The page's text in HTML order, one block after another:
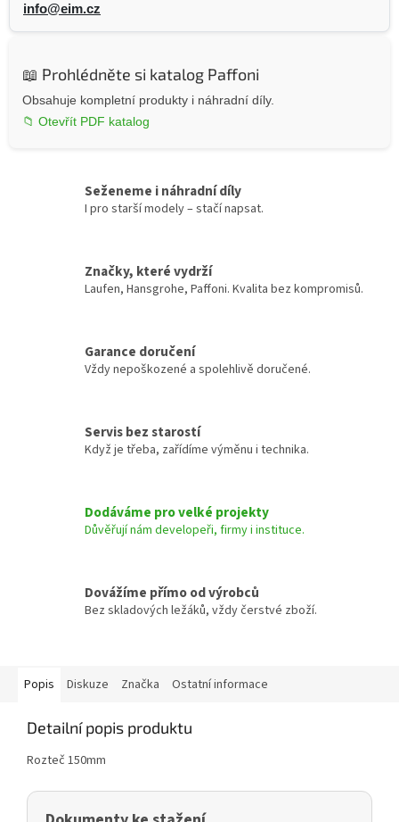
info@eim.cz
📖 Prohlédněte si katalog Paffoni
Obsahuje kompletní produkty i náhradní díly.
📁 Otevřít PDF katalog
Seženeme i náhradní díly
I pro starší modely – stačí napsat.
Značky, které vydrží
Laufen, Hansgrohe, Paffoni. Kvalita bez kompromisů.
Garance doručení
Vždy nepoškozené a spolehlivě doručené.
Servis bez starostí
Když je třeba, zařídíme výměnu i technika.
Dodáváme pro velké projekty
Důvěřují nám developeři, firmy i instituce.
Dovážíme přímo od výrobců
Bez skladových ležáků, vždy čerstvé zboží.
Popis Diskuze Značka Ostatní informace
Detailní popis produktu
Rozteč 150mm